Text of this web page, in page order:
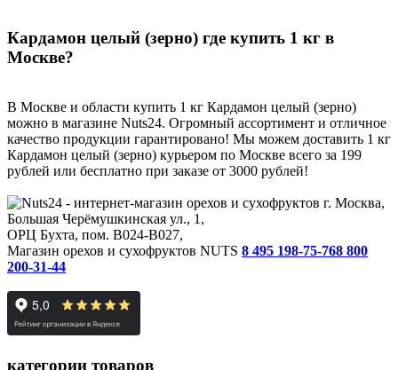
Кардамон целый (зерно) где купить 1 кг в
Москве?
В Москве и области купить 1 кг Кардамон целый (зерно)
можно в магазине Nuts24. Огромный ассортимент и отличное
качество продукции гарантировано! Мы можем доставить 1 кг
Кардамон целый (зерно) курьером по Москве всего за 199
рублей или бесплатно при заказе от 3000 рублей!
г. Москва,
Большая Черёмушкинская ул., 1,
ОРЦ Бухта, пом. B024-B027,
Магазин орехов и сухофруктов NUTS 8 495 198-75-768 800
200-31-44
категории товаров